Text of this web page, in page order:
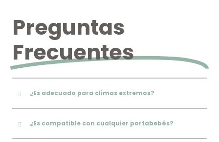
Preguntas
Frecuentes
¿Es adecuado para climas extremos?
¿Es compatible con cualquier portabebés?